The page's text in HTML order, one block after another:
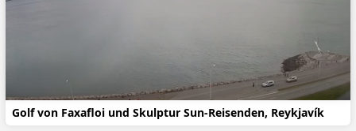
Golf von Faxafloi und Skulptur Sun-Reisenden, Reykjavík